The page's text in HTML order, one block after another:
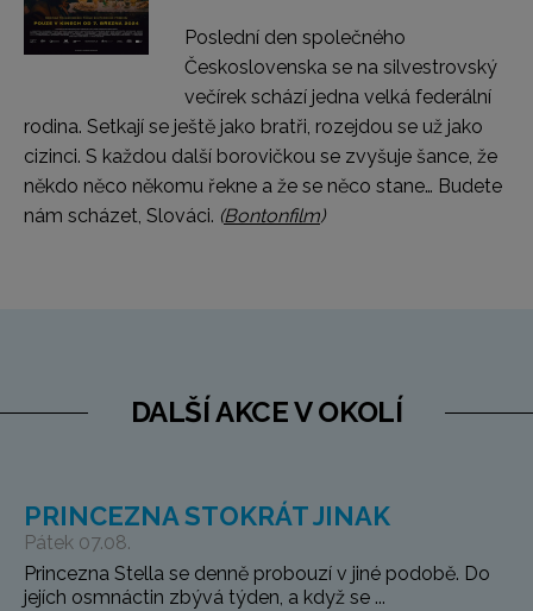
Poslední den společného
Československa se na silvestrovský
večírek schází jedna velká federální
rodina. Setkají se ještě jako bratři, rozejdou se už jako
cizinci. S každou další borovičkou se zvyšuje šance, že
někdo něco někomu řekne a že se něco stane… Budete
nám scházet, Slováci. (Bontonfilm)
DALŠÍ AKCE V OKOLÍ
PRINCEZNA STOKRÁT JINAK
Pátek 07.08.
Princezna Stella se denně probouzí v jiné podobě. Do
jejích osmnáctin zbývá týden, a když se ...